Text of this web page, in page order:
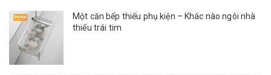
Một căn bếp thiếu phụ kiện – Khác nào ngôi nhà
thiếu trái tim